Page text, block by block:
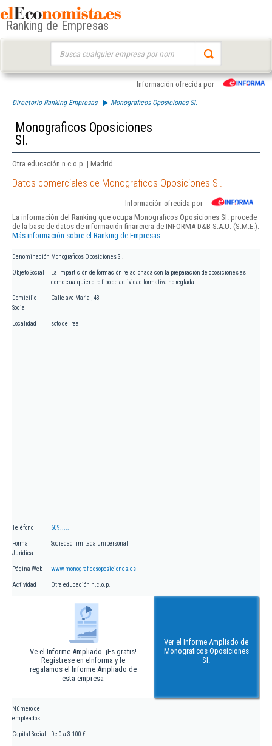
Ranking de Empresas
Información ofrecida por
Directorio Ranking Empresas Monograficos Oposiciones Sl.
Monograficos Oposiciones
Sl.
Otra educación n.c.o.p. | Madrid
Datos comerciales de Monograficos Oposiciones Sl.
Información ofrecida por
La información del Ranking que ocupa Monograficos Oposiciones Sl. procede
de la base de datos de información financiera de INFORMA D&B S.A.U. (S.M.E.).
Más información sobre el Ranking de Empresas.
Denominación Monograficos Oposiciones Sl.
Objeto Social
La impartición de formación relacionada con la preparación de oposiciones así
como cualquier otro tipo de actividad formativa no reglada
Domicilio
Social
Calle ave Maria , 43
Localidad soto del real
Teléfono 609.....
Forma
Jurídica
Sociedad limitada unipersonal
Página Web www.monograficosoposiciones.es
Actividad Otra educación n.c.o.p.
Ve el Informe Ampliado. ¡Es gratis!
Regístrese en eInforma y le
regalamos el Informe Ampliado de
esta empresa
Ver el Informe Ampliado de
Monograficos Oposiciones
Sl.
Número de
empleados
Capital Social De 0 a 3.100 €